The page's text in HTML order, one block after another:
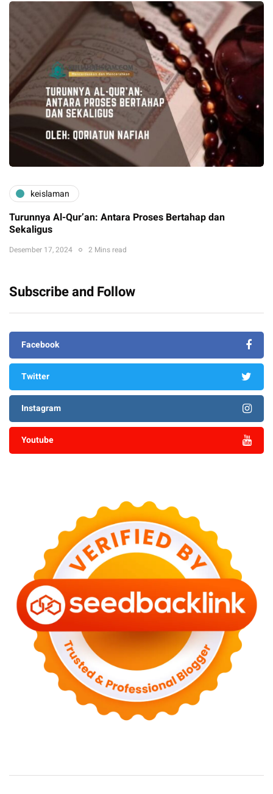
keislaman
Turunnya Al-Qur’an: Antara Proses Bertahap dan
Sekaligus
Desember 17, 2024 2 Mins read
Subscribe and Follow
Facebook
Twitter
Instagram
Youtube